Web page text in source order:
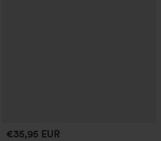
€35,95 EUR